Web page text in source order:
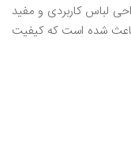
لباس کاربردی و مفید
شده است که کیفیت